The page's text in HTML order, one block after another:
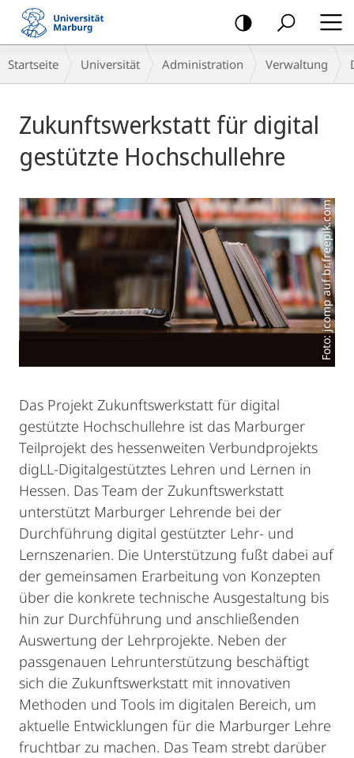
Mobile-
Navigation
Breadcrumb-
Navigation
Startseite Universität Administration Verwaltung
Zukunftswerkstatt für digital
gestützte Hochschullehre
Foto: jcomp auf br.freepik.com
Das Projekt Zukunftswerkstatt für digital
gestützte Hochschullehre ist das Marburger
Teilprojekt des hessenweiten Verbundprojekts
digLL-Digitalgestütztes Lehren und Lernen in
Hessen. Das Team der Zukunftswerkstatt
unterstützt Marburger Lehrende bei der
Durchführung digital gestützter Lehr- und
Lernszenarien. Die Unterstützung fußt dabei auf
der gemeinsamen Erarbeitung von Konzepten
über die konkrete technische Ausgestaltung bis
hin zur Durchführung und anschließenden
Auswertung der Lehrprojekte. Neben der
passgenauen Lehrunterstützung beschäftigt
sich die Zukunftswerkstatt mit innovativen
Methoden und Tools im digitalen Bereich, um
aktuelle Entwicklungen für die Marburger Lehre
fruchtbar zu machen. Das Team strebt darüber